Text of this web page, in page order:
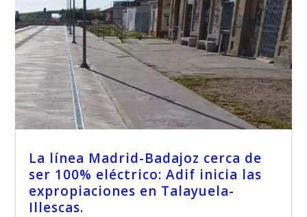
La línea Madrid-Badajoz cerca de
ser 100% eléctrico: Adif inicia las
expropiaciones en Talayuela-
Illescas.